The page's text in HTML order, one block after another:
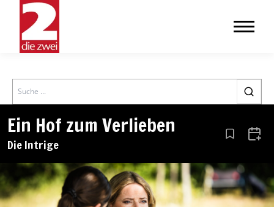
Search
Ein Hof zum Verlieben
Die Intrige Aus den